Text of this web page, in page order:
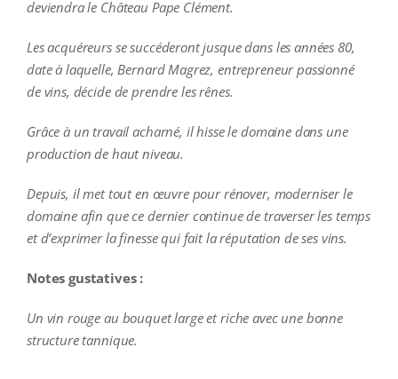
deviendra le Château Pape Clément.
Les acquéreurs se succéderont jusque dans les années 80,
date à laquelle, Bernard Magrez, entrepreneur passionné
de vins, décide de prendre les rênes.
Grâce à un travail acharné, il hisse le domaine dans une
production de haut niveau.
Depuis, il met tout en œuvre pour rénover, moderniser le
domaine afin que ce dernier continue de traverser les temps
et d’exprimer la finesse qui fait la réputation de ses vins.
Notes gustatives :
Un vin rouge au bouquet large et riche avec une bonne
structure tannique.